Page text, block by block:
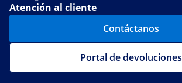
Atención al cliente
Contáctanos
Portal de devoluciones